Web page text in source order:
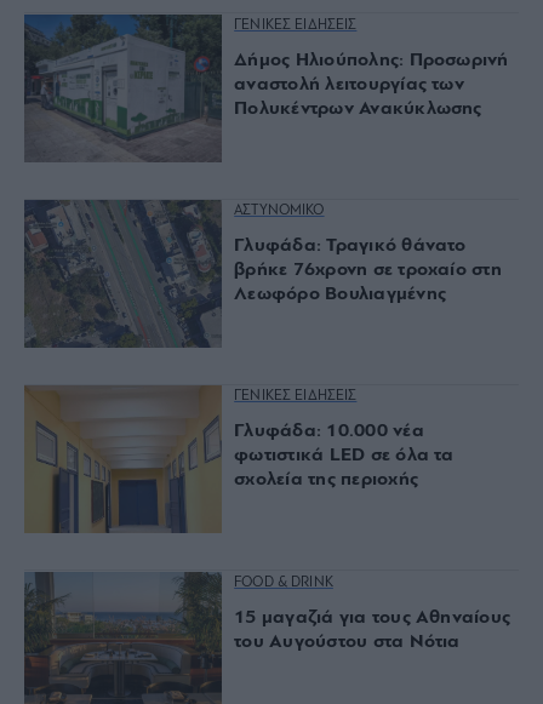
ΓΕΝΙΚΕΣ ΕΙΔΗΣΕΙΣ
Δήμος Ηλιούπολης: Προσωρινή
αναστολή λειτουργίας των
Πολυκέντρων Ανακύκλωσης
ΑΣΤΥΝΟΜΙΚΟ
Γλυφάδα: Τραγικό θάνατο
βρήκε 76χρονη σε τροχαίο στη
Λεωφόρο Βουλιαγμένης
ΓΕΝΙΚΕΣ ΕΙΔΗΣΕΙΣ
Γλυφάδα: 10.000 νέα
φωτιστικά LED σε όλα τα
σχολεία της περιοχής
FOOD & DRINK
15 μαγαζιά για τους Αθηναίους
του Αυγούστου στα Νότια